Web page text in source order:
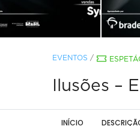
EVENTOS /
Ilusões –
INÍCIO